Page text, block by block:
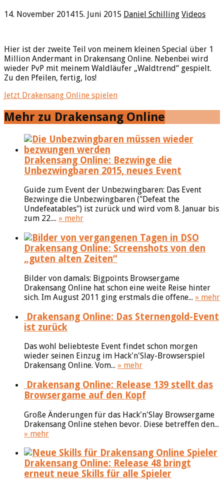
14. November 201415. Juni 2015 Daniel Schilling Videos
Hier ist der zweite Teil von meinem kleinen Special über 1
Million Andermant in Drakensang Online. Nebenbei wird
wieder PvP mit meinem Waldläufer „Waldtrend“ gespielt.
Zu den Pfeilen, fertig, los!
Jetzt Drakensang Online spielen
Mehr zu Drakensang Online
Drakensang Online: Bezwinge die
Unbezwingbaren 2015, neues Event
Guide zum Event der Unbezwingbaren: Das Event
Bezwinge die Unbezwingbaren ("Defeat the
Undefeatables") ist zurück und wird vom 8. Januar bis
zum 22.... » mehr
Drakensang Online: Screenshots von den
„guten alten Zeiten“
Bilder von damals: Bigpoints Browsergame
Drakensang Online hat schon eine weite Reise hinter
sich. Im August 2011 ging erstmals die offene... » mehr
Drakensang Online: Das Sternengold-Event
ist zurück
Das wohl beliebteste Event findet schon morgen
wieder seinen Einzug im Hack'n'Slay-Browserspiel
Drakensang Online. Vom... » mehr
Drakensang Online: Release 139 stellt das
Browsergame auf den Kopf
Große Änderungen für das Hack'n'Slay Browsergame
Drakensang Online stehen bevor. Diese betreffen den...
» mehr
Drakensang Online: Release 48 bringt
erneut neue Skills für alle Spieler